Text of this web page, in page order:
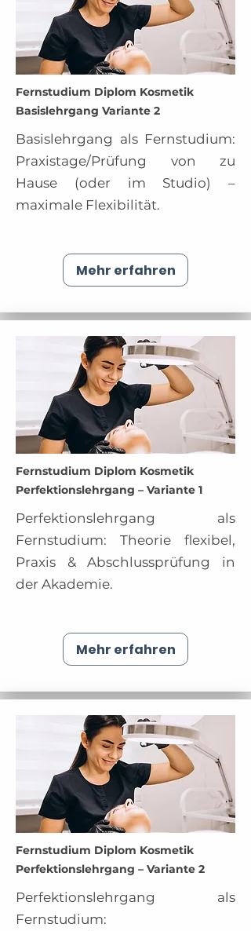
Fernstudium Diplom Kosmetik
Basislehrgang Variante 2
Basislehrgang als Fernstudium:
Praxistage/Prüfung von zu
Hause (oder im Studio) –
maximale Flexibilität.
Mehr erfahren
Fernstudium Diplom Kosmetik
Perfektionslehrgang – Variante 1
Perfektionslehrgang als
Fernstudium: Theorie flexibel,
Praxis & Abschlussprüfung in
der Akademie.
Mehr erfahren
Fernstudium Diplom Kosmetik
Perfektionslehrgang – Variante 2
Perfektionslehrgang als
Fernstudium: